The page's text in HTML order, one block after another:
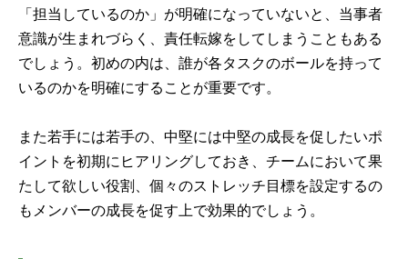
「担当しているのか」が明確になっていないと、当事者
意識が生まれづらく、責任転嫁をしてしまうこともある
でしょう。初めの内は、誰が各タスクのボールを持って
いるのかを明確にすることが重要です。
また若手には若手の、中堅には中堅の成長を促したいポ
イントを初期にヒアリングしておき、チームにおいて果
たして欲しい役割、個々のストレッチ目標を設定するの
もメンバーの成長を促す上で効果的でしょう。